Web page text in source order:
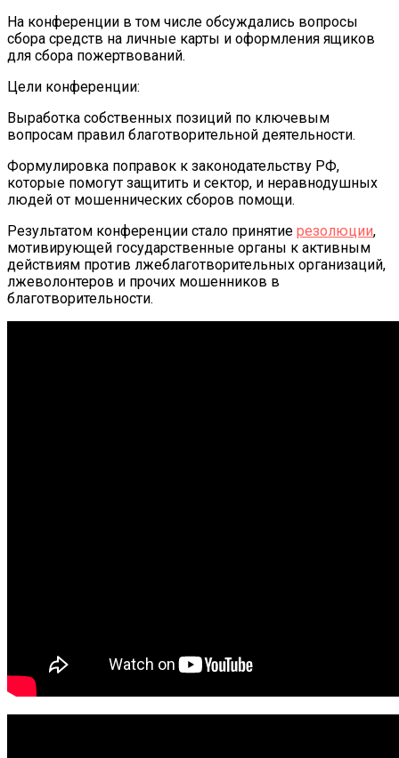
На конференции в том числе обсуждались вопросы
сбора средств на личные карты и оформления ящиков
для сбора пожертвований.
Цели конференции:
Выработка собственных позиций по ключевым
вопросам правил благотворительной деятельности.
Формулировка поправок к законодательству РФ,
которые помогут защитить и сектор, и неравнодушных
людей от мошеннических сборов помощи.
Результатом конференции стало принятие резолюции,
мотивирующей государственные органы к активным
действиям против лжеблаготворительных организаций,
лжеволонтеров и прочих мошенников в
благотворительности.